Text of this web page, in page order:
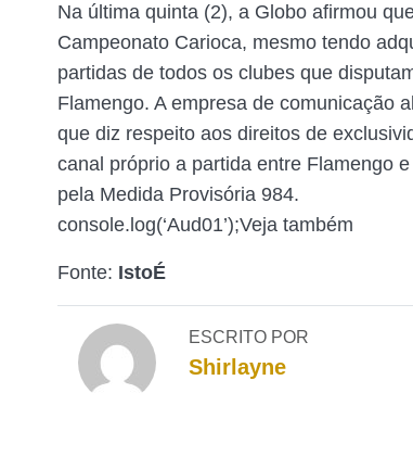
Na última quinta (2), a Globo afirmou
Campeonato Carioca, mesmo tendo
partidas de todos os clubes que
Flamengo. A empresa de comunicação
que diz respeito aos direitos de
canal próprio a partida entre Flamengo
pela Medida Provisória 984.
console.log(‘Aud01’);Veja também
Fonte: IstoÉ
ESCRITO POR
Shirlayne